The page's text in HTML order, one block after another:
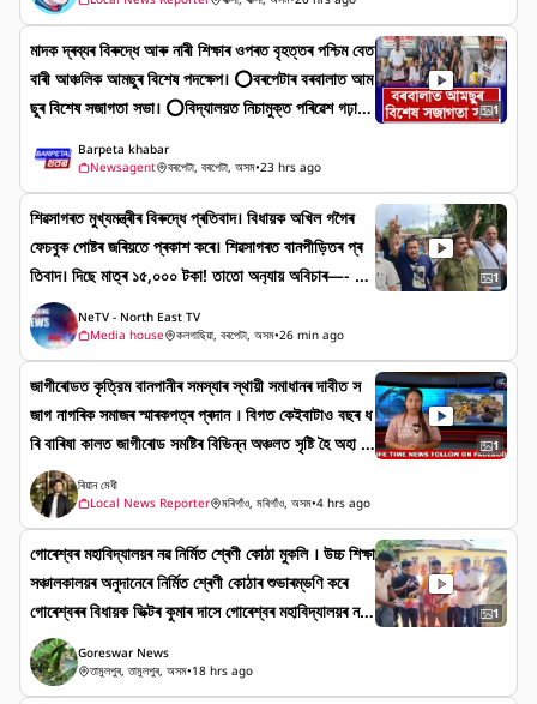
মাদক দ্ৰব্যৰ বিৰুদ্ধে আৰু নাৰী শিক্ষাৰ ওপৰত বৃহত্তৰ পশ্চিম বেত
বাৰী আঞ্চলিক আমছুৰ বিশেষ পদক্ষেপ। ⭕বৰপেটাৰ বৰবালাত আম
ছুৰ বিশেষ সজাগতা সভা। ⭕বিদ্যালয়ত নিচামুক্ত পৰিৱেশ গঢ়াৰ
ত বৃহত্তৰ পশ্চিম বেতবাৰী আঞ্চলিক আমছুৰ বিশেষ পদক্ষেপ। #B
arpetakhabar #বৰপেটাখবৰ #Newsupdate
1
Barpeta khabar
Newsagent
বৰপেটা, বৰপেটা, অসম•23 hrs ago
শিৱসাগৰত মুখ্যমন্ত্ৰীৰ বিৰুদ্ধে প্ৰতিবাদ। বিধায়ক অখিল গগৈৰ
ফেচবুক পোষ্টৰ জৰিয়তে প্ৰকাশ কৰে। শিৱসাগৰত বানপীড়িতৰ প্ৰ
তিবাদ। দিছে মাত্ৰ ১৫,০০০ টকা! তাতো অন‍্যায় অবিচাৰ—- সক
লো ভুক্তভোগীয়ে পোৱা নাই, পাইছে নিৰ্বাচিত মানুহে। কোনো বাচ-
বিচাৰ নাই, কেৱল অন‍্যায়। দিব লাগে ১০ লাখকৈ টকা, দিছে ১৫
হেজাৰ; সমস‍্যাটো হ’ল সেই ১৫ হেজাৰত যদি নাম নোসোমায়,
তেন্তে ভৱিষ‍্যতে কোনো ক্ষতিপূৰণ নাপাব। বানপীড়িত বুলিয়ে পৰিগ
ণিত নহ’ব। এই অন‍্যায় ৰাইজৰ দলে মানি নলয়।
1
NeTV - North East TV
Media house
কলগাছিয়া, বৰপেটা, অসম•26 min ago
জাগীৰোডত কৃত্রিম বানপানীৰ সমস্যাৰ স্থায়ী সমাধানৰ দাবীত স
জাগ নাগৰিক সমাজৰ স্মাৰকপত্ৰ প্ৰদান । বিগত কেইবাটাও বছৰ ধ
ৰি বাৰিষা কালত জাগীৰোড সমষ্টিৰ বিভিন্ন অঞ্চলত সৃষ্টি হৈ অহা ভ
য়াবহ কৃত্রিম বানপানীৰ স্থায়ী সমাধানৰ দাবী জনাই মৰিগাঁও জিলাৰ
জনপ্ৰিয় তথা দায়িত্বশীল জনপ্ৰতিনিধি তথা মন্ত্ৰীৰ জৰিয়তে অসম
ৰ মাননীয় মুখ্যমন্ত্ৰীৰ দৃষ্টি আকৰ্ষণ কৰি এক গুৰুত্বপূৰ্ণ স্মাৰকপত্ৰ
প্ৰদান কৰা হৈছে। জাগীৰোডবাসী সজাগ ৰাইজ আৰু সচেতক মহিলা
সমাজৰ উদ্যোগত প্ৰেৰণ কৰা এই পত্ৰখনত বৰষুণৰ দিনত অঞ্চল
টোত সৃষ্টি হোৱা মানৱসৃষ্ট তথা কৃত্রিম বানপানীৰ ভয়াবহতাৰ কথা উ
ল্লেখ কৰি আশু আৰু বৈজ্ঞানিক সমাধানৰ দাবী জনোৱা হয়। সংবাদ
মাধ্যমৰ প্ৰতিনিধিৰ সৈতে হোৱা কথা-বতৰাত মন্ত্ৰীগৰাকীয়ে স্পষ্ট ক
1
ৰিয়ান মেধী
Local News Reporter
মৰিগাঁও, মৰিগাঁও, অসম•4 hrs ago
গোৰেশ্বৰ মহাবিদ্যালয়ৰ নৱ নিৰ্মিত শ্ৰেণী কোঠা মুকলি । উচ্চ শিক্ষা
সঞ্চালকালয়ৰ অনুদানেৰে নিৰ্মিত শ্ৰেণী কোঠাৰ শুভাৰম্ভণি কৰে
গোৰেশ্বৰৰ বিধায়ক ভিক্টৰ কুমাৰ দাসে গোৰেশ্বৰ মহাবিদ্যালয়ৰ নৱ
নিৰ্মিত শ্ৰেণী কোঠা মুকলি । উচ্চ শিক্ষা সঞ্চালকালয়ৰ অনুদানেৰে
নিৰ্মিত শ্ৰেণী কোঠাৰ শুভাৰম্ভণি কৰে গোৰেশ্বৰৰ বিধায়ক ভিক্টৰ
কুমাৰ দাসে । বিধায়কগৰাকীয়ে আগন্তক দিনত গোৰেশ্বৰ ম
1
Goreswar News
তামুলপুৰ, তামুলপুৰ, অসম•18 hrs ago